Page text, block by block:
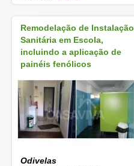
Remodelação de Instalação
Sanitária em Escola,
incluindo a aplicação de
painéis fenólicos
Odivelas